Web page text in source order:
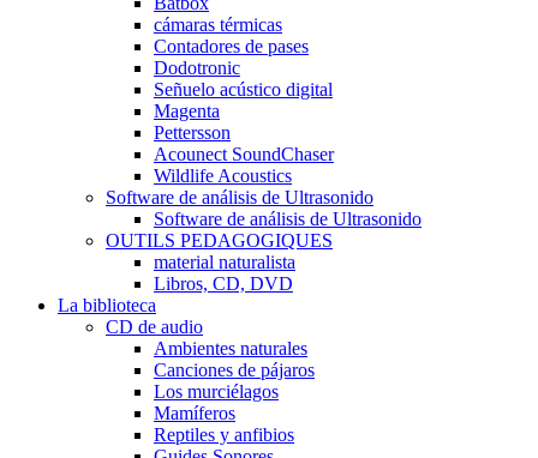
cámaras térmicas
Contadores de pases
Dodotronic
Señuelo acústico digital
Magenta
Pettersson
Acounect SoundChaser
Wildlife Acoustics
Software de análisis de Ultrasonido
Software de análisis de Ultrasonido
OUTILS PEDAGOGIQUES
material naturalista
Libros, CD, DVD
La biblioteca
CD de audio
Ambientes naturales
Canciones de pájaros
Los murciélagos
Mamíferos
Reptiles y anfibios